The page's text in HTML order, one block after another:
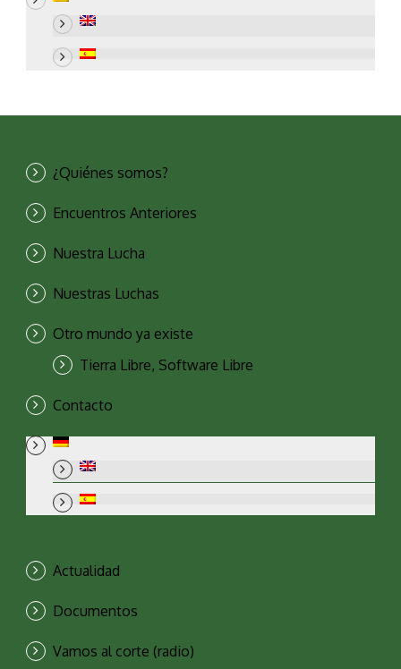
¿Quiénes somos?
Encuentros Anteriores
Nuestra Lucha
Nuestras Luchas
Otro mundo ya existe
Tierra Libre, Software Libre
Contacto
Actualidad
Documentos
Vamos al corte (radio)